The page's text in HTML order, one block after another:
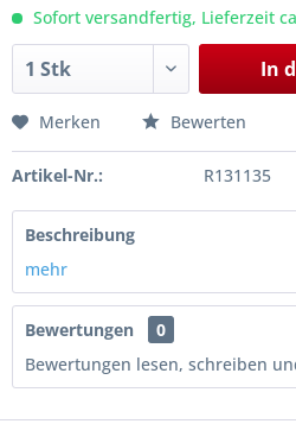
Sofort versandfertig, Lieferzeit
In
Merken Bewerten
Artikel-Nr.: R131135
Beschreibung
mehr
Bewertungen
0
Bewertungen lesen, schreiben